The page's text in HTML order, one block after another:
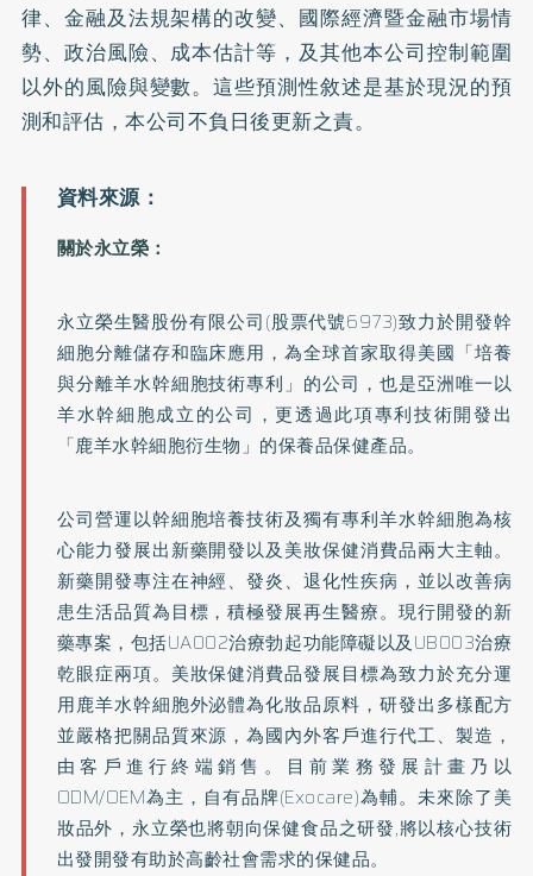
律、金融及法規架構的改變、國際經濟暨金融市場情
勢、政治風險、成本估計等，及其他本公司控制範圍
以外的風險與變數。這些預測性敘述是基於現況的預
測和評估，本公司不負日後更新之責。
關於永立榮：
永立榮生醫股份有限公司(股票代號6973)致力於開發幹
細胞分離儲存和臨床應用，為全球首家取得美國「培養
與分離羊水幹細胞技術專利」的公司，也是亞洲唯一以
羊水幹細胞成立的公司，更透過此項專利技術開發出
「鹿羊水幹細胞衍生物」的保養品保健產品。
公司營運以幹細胞培養技術及獨有專利羊水幹細胞為核
心能力發展出新藥開發以及美妝保健消費品兩大主軸。
新藥開發專注在神經、發炎、退化性疾病，並以改善病
患生活品質為目標，積極發展再生醫療。現行開發的新
藥專案，包括UA002治療勃起功能障礙以及UB003治療
乾眼症兩項。美妝保健消費品發展目標為致力於充分運
用鹿羊水幹細胞外泌體為化妝品原料，研發出多樣配方
並嚴格把關品質來源，為國內外客戶進行代工、製造，
由客戶進行終端銷售。目前業務發展計畫乃以
ODM/OEM為主，自有品牌(Exocare)為輔。未來除了美
妝品外，永立榮也將朝向保健食品之研發,將以核心技術
出發開發有助於高齡社會需求的保健品。